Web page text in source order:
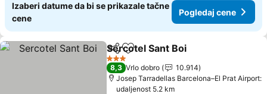
Izaberi datume da bi se prikazale tačne
cene
Pogledaj cene
Deli Dodati u favorite
Sercotel Sant Boi
3 Zvezdice
8,3 Vrlo dobro
10.914
Josep Tarradellas Barcelona–El Prat Airport:
udaljenost 5.2 km